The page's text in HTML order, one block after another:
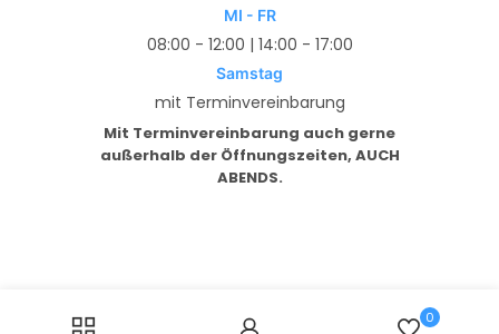
MI - FR
08:00 - 12:00 | 14:00 - 17:00
Samstag
mit Terminvereinbarung
Mit Terminvereinbarung auch gerne
außerhalb der Öffnungszeiten, AUCH
ABENDS.
0